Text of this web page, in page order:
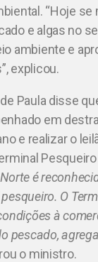
“Hoje se
e algas no
ambiente e
explicou.
Paula disse
em
e realizar o
é
O
à
pescado,
o ministro.